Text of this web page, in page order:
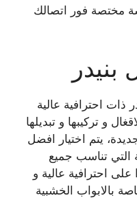
مختصة فور اتصالك
ذات احترافية عالية
و تركيبها و تبديلها
يتم اختيار افضل
التي تناسب جميع
على احترافية عالية و
بالابواب الخشبية